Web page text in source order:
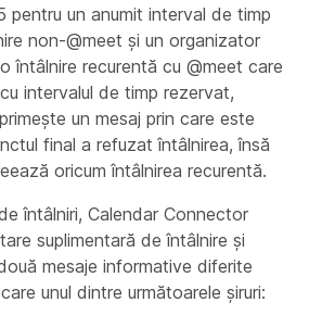
un anumit interval de timp
non-@meet și un organizator
întâlnire recurentă cu @meet care
intervalul de timp rezervat,
un mesaj prin care este
final a refuzat întâlnirea, însă
oricum întâlnirea recurentă.
întâlniri, Calendar Connector
suplimentară de întâlnire și
mesaje informative diferite
unul dintre următoarele șiruri: